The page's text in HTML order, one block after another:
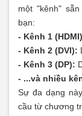
một "kênh"
bạn:
- Kênh 1
- Kênh 2 (DVI):
- Kênh 3 (DP):
- ...và nhiều
Sự đa dạng
cầu từ chương